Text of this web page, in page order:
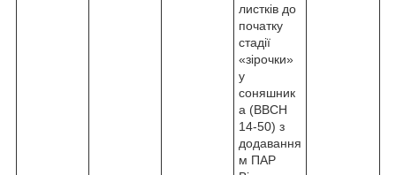
листків до
початку
стадії
«зірочки»
у
соняшник
а (ВВСН
14-50) з
додавання
м ПАР